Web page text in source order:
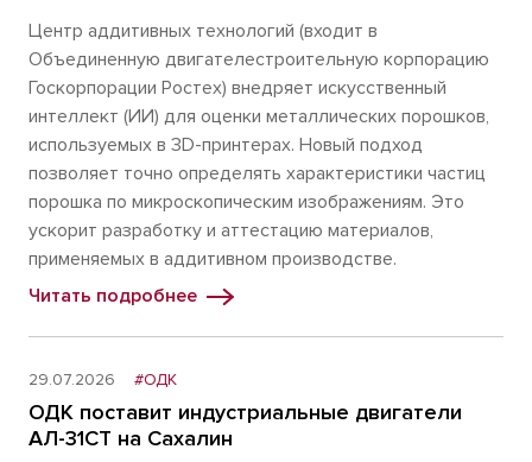
Центр аддитивных технологий (входит в
Объединенную двигателестроительную корпорацию
Госкорпорации Ростех) внедряет искусственный
интеллект (ИИ) для оценки металлических порошков,
используемых в 3D-принтерах. Новый подход
позволяет точно определять характеристики частиц
порошка по микроскопическим изображениям. Это
ускорит разработку и аттестацию материалов,
применяемых в аддитивном производстве.
Читать подробнее
29.07.2026 #ОДК
ОДК поставит индустриальные двигатели
АЛ-31СТ на Сахалин